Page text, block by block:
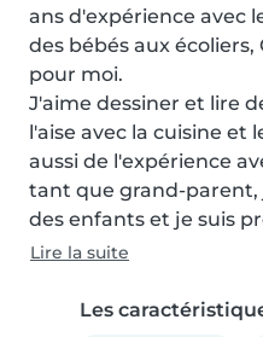
ans d'expérience avec
des bébés aux
pour moi.
J'aime dessiner et lire
l'aise avec la cuisine et
aussi de l'expérience
tant que grand-parent,
des enfants et je suis
Lire la suite
Les